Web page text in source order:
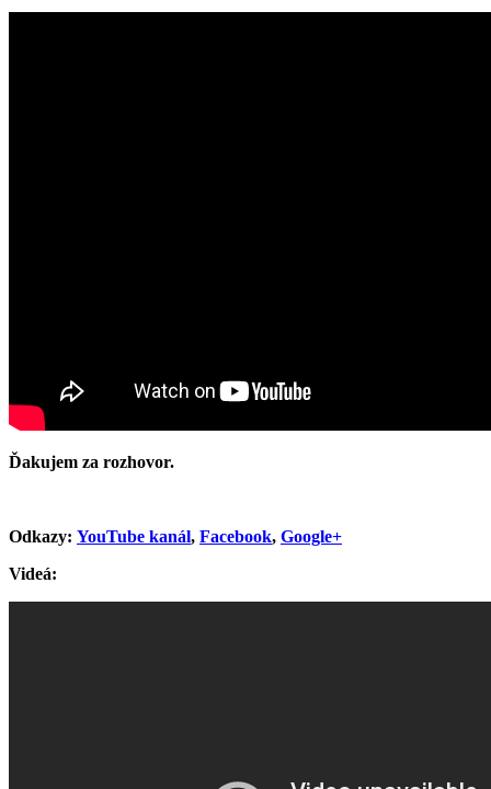
Ďakujem za rozhovor.
Odkazy: YouTube kanál, Facebook, Google+
Videá: